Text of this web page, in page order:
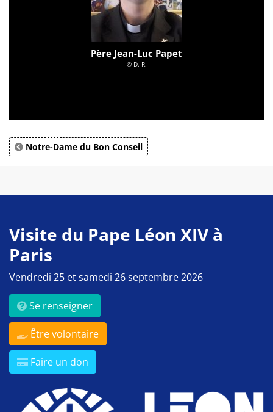
Père Jean-Luc Papet
© D. R.
Notre-Dame du Bon Conseil
Visite du Pape Léon XIV à
Paris
Vendredi 25 et samedi 26 septembre 2026
Se renseigner
Être volontaire
Faire un don